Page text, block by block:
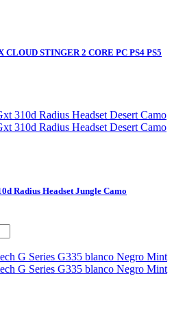
STINGER 2 CORE PC PS4 PS5
Radius Headset Jungle Camo